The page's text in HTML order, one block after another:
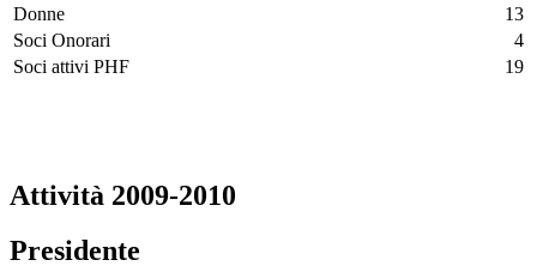
Donne
13
Soci Onorari
4
Soci attivi PHF
19
Attività 2009-2010
Presidente